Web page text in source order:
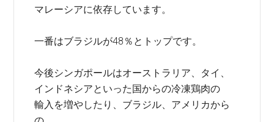
マレーシアに依存しています。
一番はブラジルが48％とトップです。
今後シンガポールはオーストラリア、タイ、
インドネシアといった国からの冷凍鶏肉の
輸入を増やしたり、ブラジル、アメリカから